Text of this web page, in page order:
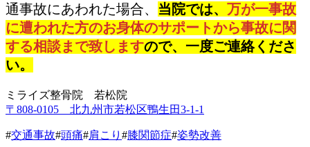
通事故にあわれた場合、 当院では、 万が一事故
に遭われた方のお身体のサポートから事故に関
する相談まで致しますので、一度ご連絡くださ
い。
ミライズ整骨院 若松院
〒808-0105 北九州市若松区鴨生田3-1-1
#交通事故#頭痛#肩こり #膝関節症#姿勢改善